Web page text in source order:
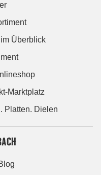
Überblick
Marktplatz
Platten. Dielen